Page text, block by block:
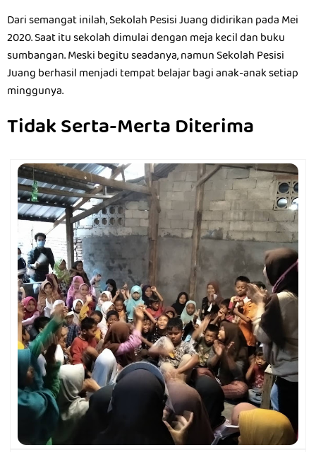
Dari semangat inilah, Sekolah Pesisi Juang didirikan pada Mei
2020. Saat itu sekolah dimulai dengan meja kecil dan buku
sumbangan. Meski begitu seadanya, namun Sekolah Pesisi
Juang berhasil menjadi tempat belajar bagi anak-anak setiap
minggunya.
Tidak Serta-Merta Diterima